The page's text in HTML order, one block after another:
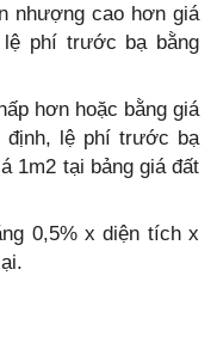
nhượng cao hơn giá
phí trước bạ bằng
hơn hoặc bằng giá
định, lệ phí trước bạ
1m2 tại bảng giá đất
0,5% x diện tích x